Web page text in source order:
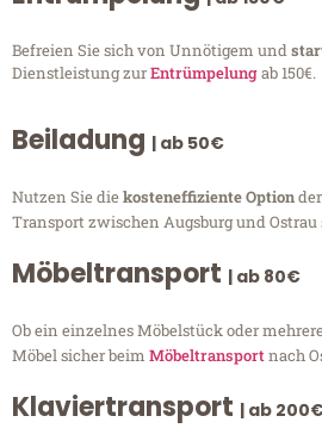
Befreien Sie sich von Unnötigem und
Dienstleistung zurEntrümpelungab 150€.
Beiladung | ab 50€
Nutzen Sie diekosteneffiziente Optionder
Transport zwischen Augsburg und Ostrau
Möbeltransport | ab 80€
Ob ein einzelnes Möbelstück oder
Möbel sicher beim Möbeltransportnach
Klaviertransport | ab